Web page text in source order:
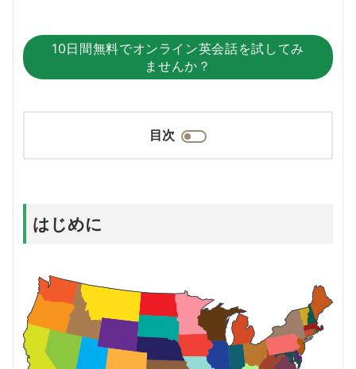
10日間無料でオンライン英会話を試してみ
ませんか？
目次
はじめに